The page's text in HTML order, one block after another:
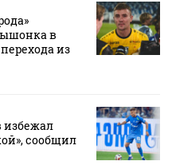
в
из
избежал
сообщил